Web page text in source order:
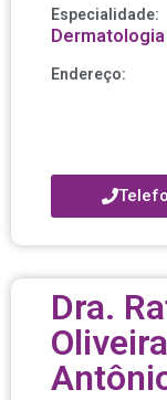
Especialidade:
Dermatologia
Endereço:
Dra.